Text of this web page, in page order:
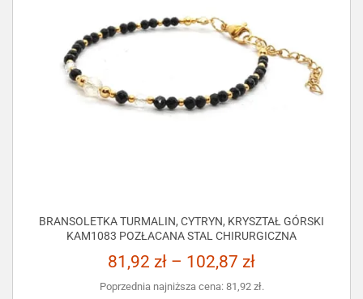
BRANSOLETKA TURMALIN, CYTRYN, KRYSZTAŁ GÓRSKI
KAM1083 POZŁACANA STAL CHIRURGICZNA
81,92 zł – 102,87 zł
Poprzednia najniższa cena: 81,92 zł.